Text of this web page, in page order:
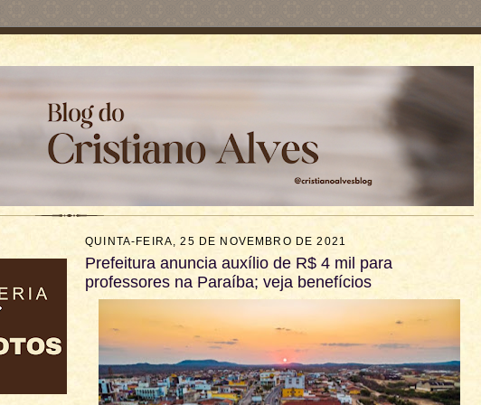
QUINTA-FEIRA, 25 DE NOVEMBRO DE 2021
Prefeitura anuncia auxílio de R$ 4 mil para
professores na Paraíba; veja benefícios